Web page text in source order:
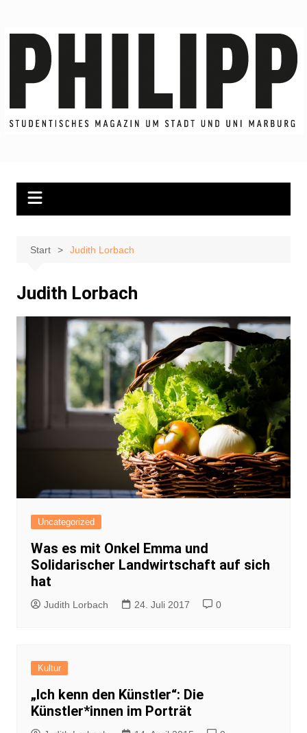
Start Judith Lorbach
Judith Lorbach
Uncategorized
Was es mit Onkel Emma und
Solidarischer Landwirtschaft auf sich
hat
Judith Lorbach 24. Juli 2017 0
Kultur
„Ich kenn den Künstler“: Die
Künstler*innen im Porträt